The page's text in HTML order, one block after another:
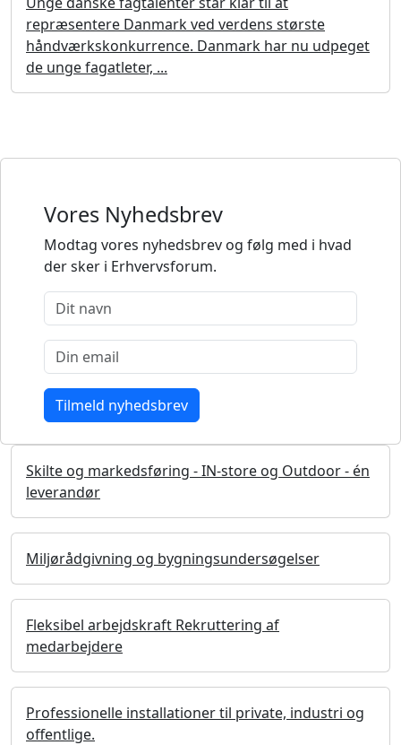
repræsentere Danmark ved verdens største
håndværkskonkurrence. Danmark har nu udpeget
de unge fagatleter, ...
Vores Nyhedsbrev
Modtag vores nyhedsbrev og følg med i hvad
der sker i Erhvervsforum.
Skilte og markedsføring - IN-store og Outdoor - én
leverandør
Miljørådgivning og bygningsundersøgelser
Fleksibel arbejdskraft Rekruttering af
medarbejdere
Professionelle installationer til private, industri og
offentlige.